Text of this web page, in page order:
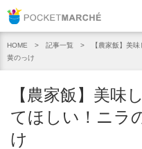
HOME 記事一覧
【農家飯】美
黄のっけ
【農家飯】美味
てほしい！ニラ
け